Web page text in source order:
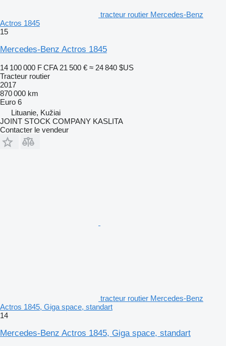
tracteur routier Mercedes-Benz
Actros 1845
15
Mercedes-Benz Actros 1845
14 100 000 F CFA 21 500 € ≈ 24 840 $US
Tracteur routier
2017
870 000 km
Euro 6
Lituanie, Kužiai
JOINT STOCK COMPANY KASLITA
Contacter le vendeur
tracteur routier Mercedes-Benz
Actros 1845, Giga space, standart
14
Mercedes-Benz Actros 1845, Giga space, standart